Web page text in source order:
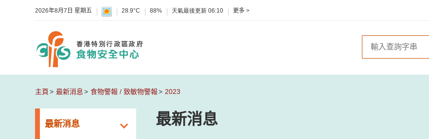
2026年8月7日 星期五 28.9°C 88% 天氣最後更新 06:10 更多 >
主頁 最新消息 食物警報 / 致敏物警報 2023
最新消息 最新消息